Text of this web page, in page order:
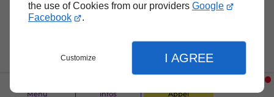
the use of Cookies from our providers Google
Facebook
.
Customize I AGREE
Menu Infos Appel